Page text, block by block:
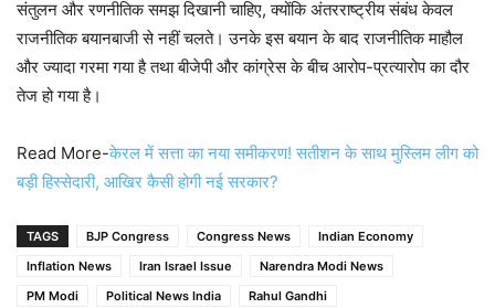
संतुलन और रणनीतिक समझ दिखानी चाहिए, क्योंकि अंतरराष्ट्रीय संबंध केवल
राजनीतिक बयानबाजी से नहीं चलते। उनके इस बयान के बाद राजनीतिक माहौल
और ज्यादा गरमा गया है तथा बीजेपी और कांग्रेस के बीच आरोप-प्रत्यारोप का दौर
तेज हो गया है।
Read More-केरल में सत्ता का नया समीकरण! सतीशन के साथ मुस्लिम लीग को
बड़ी हिस्सेदारी, आखिर कैसी होगी नई सरकार?
TAGS BJP Congress Congress News
Indian Economy
Inflation News
Iran Israel Issue
Narendra Modi News
PM Modi
Political News India
Rahul Gandhi